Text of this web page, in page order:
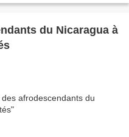
du Nicaragua à